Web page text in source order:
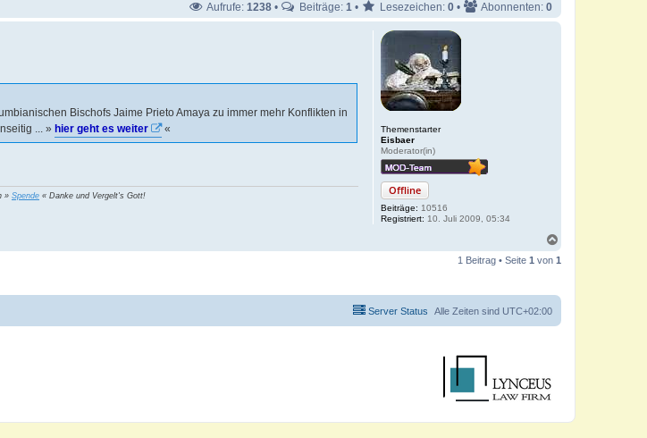
Aufrufe: 1238 • Beiträge: 1 • Lesezeichen: 0 • Abonnenten: 0
Themenstarter
Eisbaer
Moderator(in)
Offline
Beiträge: 10516
Registriert: 10. Juli 2009, 05:34
Bischofs Jaime Prieto Amaya zu immer mehr Konflikten in
... » hier geht es weiter «
» Spende « Danke und Vergelt's Gott!
c
b
n
1 Beitrag • Seite 1 von 1
Alle Zeiten sind UTC+02:00
Server Status